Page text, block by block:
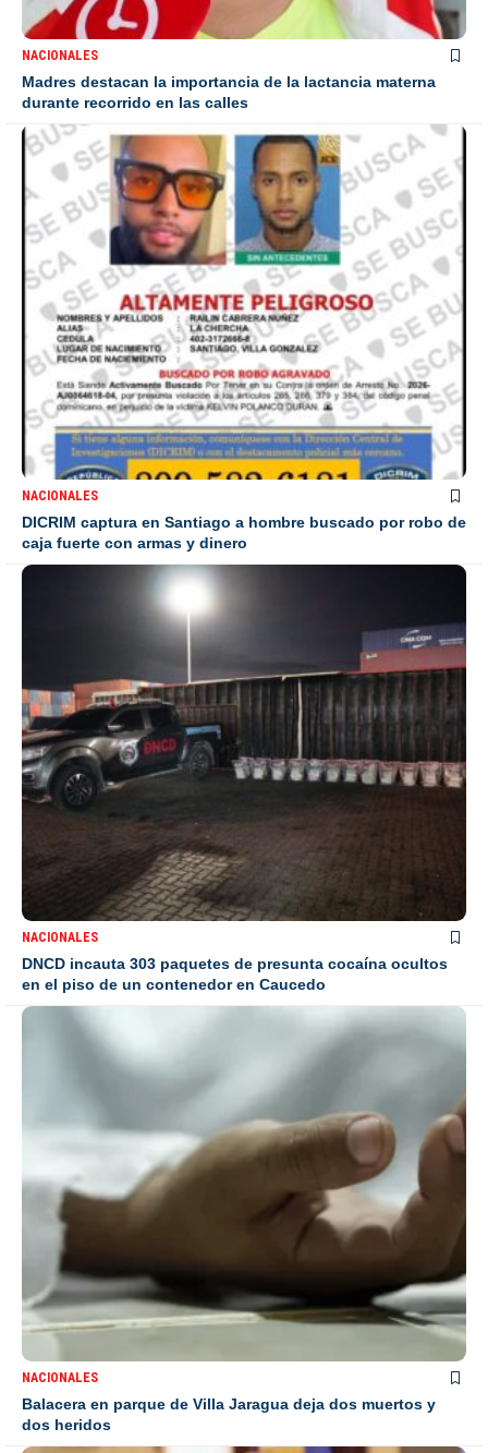
NACIONALES
Madres destacan la importancia de la lactancia materna
durante recorrido en las calles
NACIONALES
DICRIM captura en Santiago a hombre buscado por robo de
caja fuerte con armas y dinero
NACIONALES
DNCD incauta 303 paquetes de presunta cocaína ocultos
en el piso de un contenedor en Caucedo
NACIONALES
Balacera en parque de Villa Jaragua deja dos muertos y
dos heridos